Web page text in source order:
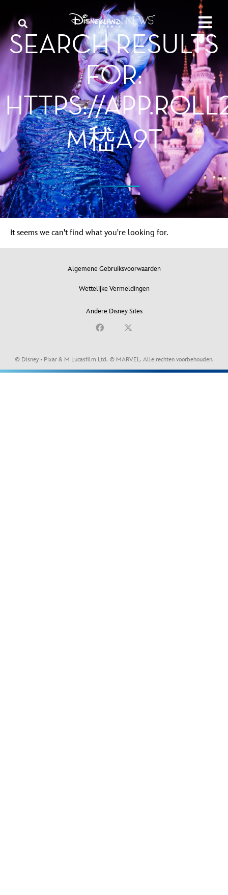
SEARCH RESULTS
FOR:
HTTPS://
M嵇A9T
It seems we can't find what you're looking for.
Algemene Gebruiksvoorwaarden
Wettelijke Vermeldingen
Andere Disney Sites
© Disney • Pixar & M Lucasfilm Ltd. © MARVEL. Alle rechten voorbehouden.